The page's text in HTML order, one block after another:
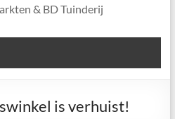
& BD Tuinderij
is verhuist!